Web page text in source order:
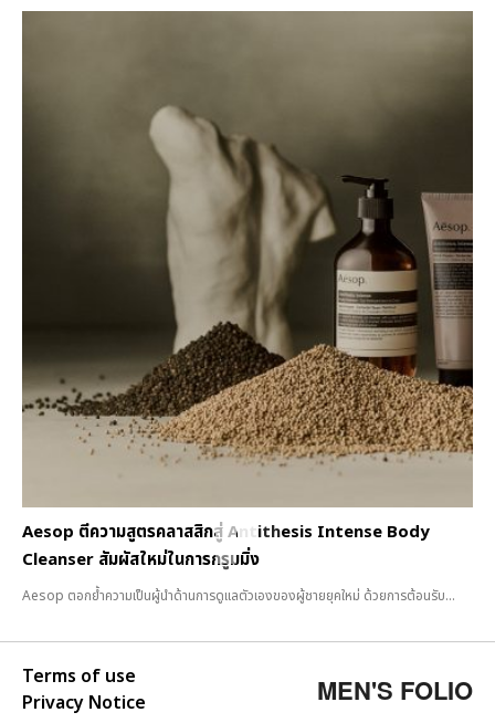
Aesop ตีความสูตรคลาสสิกสู่ Antithesis Intense Body
Cleanser สัมผัสใหม่ในการกรูมมิ่ง
Aesop ตอกย้ำความเป็นผู้นำด้านการดูแลตัวเองของผู้ชายยุคใหม่ ด้วยการต้อนรับ...
Terms of use
Privacy Notice
MEN'S FOLIO